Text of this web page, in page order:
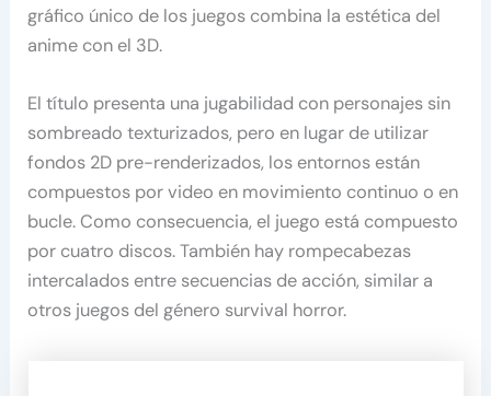
gráfico único de los juegos combina la estética del
anime con el 3D.
El título presenta una jugabilidad con personajes sin
sombreado texturizados, pero en lugar de utilizar
fondos 2D pre-renderizados, los entornos están
compuestos por video en movimiento continuo o en
bucle. Como consecuencia, el juego está compuesto
por cuatro discos. También hay rompecabezas
intercalados entre secuencias de acción, similar a
otros juegos del género survival horror.